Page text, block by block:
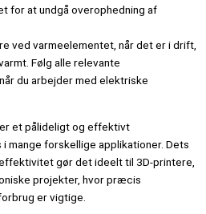
for at undgå overophedning af
ved varmeelementet, når det er i drift,
Følg alle relevante
du arbejder med elektriske
er et pålideligt og effektivt
mange forskellige applikationer. Dets
gør det ideelt til 3D-printere,
projekter, hvor præcis
er vigtige.